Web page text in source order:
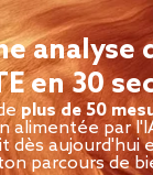
analyse
en 30
plus de 50
alimentée par
dès aujourd'hui
parcours de